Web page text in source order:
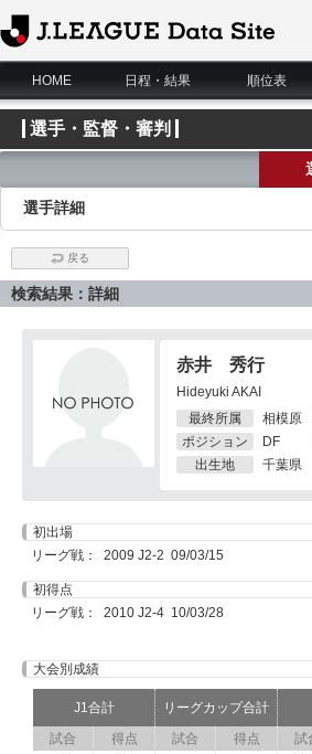
J.League Data Site
HOME
日程・結果 順位表
選手・監督・審判
選手詳細
戻る
検索結果：詳細
赤井 秀行
Hideyuki AKAI
最終所属
相模原
ポジション
DF
出生地
千葉県
初出場
リーグ戦： 2009 J2-2 09/03/15
初得点
リーグ戦： 2010 J2-4 10/03/28
大会別成績
J1合計 リーグカップ合計
試合
得点 試合 得点 試